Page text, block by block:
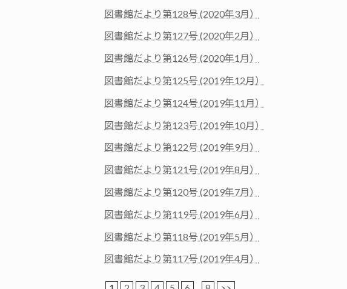
図書館だより第128号 (2020年3月）
図書館だより第127号 (2020年2月）
図書館だより第126号 (2020年1月）
図書館だより第125号 (2019年12月）
図書館だより第124号 (2019年11月）
図書館だより第123号 (2019年10月）
図書館だより第122号 (2019年9月）
図書館だより第121号 (2019年8月）
図書館だより第120号 (2019年7月）
図書館だより第119号 (2019年6月）
図書館だより第118号 (2019年5月）
図書館だより第117号 (2019年4月）